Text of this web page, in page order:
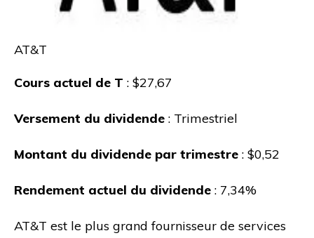
AT&T
Cours actuel de T : $27,67
Versement du dividende : Trimestriel
Montant du dividende par trimestre : $0,52
Rendement actuel du dividende : 7,34%
AT&T est le plus grand fournisseur de services